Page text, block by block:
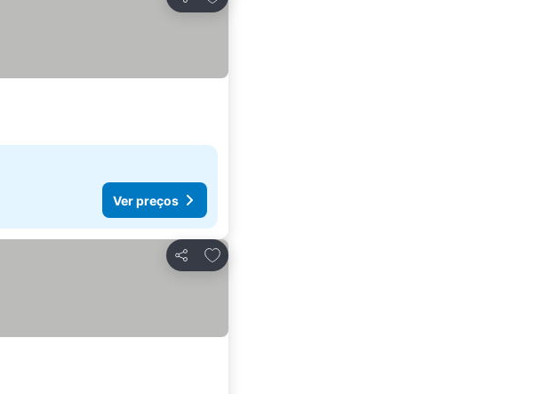
Partilhar
Ver preços
Partilhar
Adicionar aos favoritos